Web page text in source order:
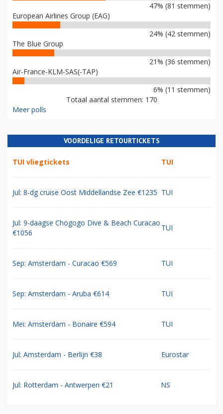
47% (81 stemmen)
European Airlines Group (EAG)
24% (42 stemmen)
The Blue Group
21% (36 stemmen)
Air-France-KLM-SAS(-TAP)
6% (11 stemmen)
Totaal aantal stemmen: 170
Meer polls
VOORDELIGE RETOURTICKETS
TUI vliegtickets TUI
Jul: 8-dg cruise Oost Middellandse Zee €1235 TUI
Jul: 9-daagse Chogogo Dive & Beach Curacao
€1056
TUI
Sep: Amsterdam - Curacao €569 TUI
Sep: Amsterdam - Aruba €614 TUI
Mei: Amsterdam - Bonaire €594 TUI
Jul: Amsterdam - Berlijn €38 Eurostar
Jul: Rotterdam - Antwerpen €21 NS